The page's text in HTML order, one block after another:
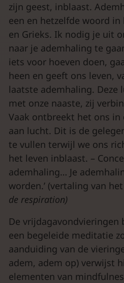
zijn geest, inblaast.
een en hetzelfde woord
en Grieks. Ik nodig je uit
naar je ademhaling te
iets voor hoeven doen,
heen en geeft ons leven,
laatste ademhaling. Deze
met onze naaste, zij
Vaak ontbreekt het ons in
aan lucht. Dit is de
te vullen terwijl we ons
het leven inblaast. –
ademhaling… Je
worden.’ (vertaling van
de respiration)
De
een begeleide meditatie
aanduiding van de
adem, adem op) verwijst
elementen van